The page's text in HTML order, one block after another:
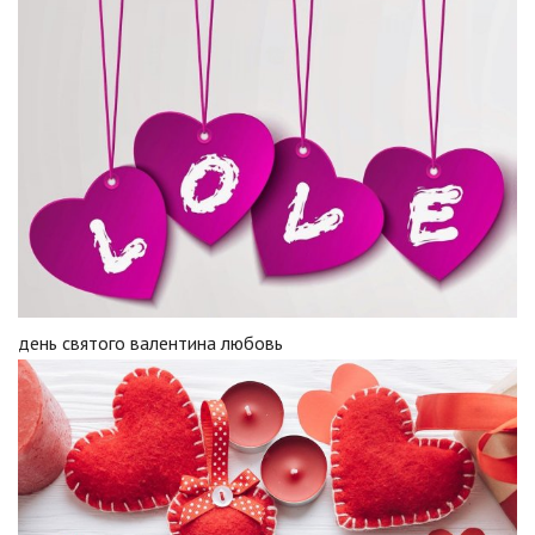
день святого валентина любовь